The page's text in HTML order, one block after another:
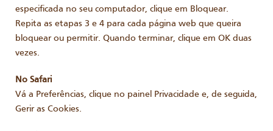
especificada no seu computador, clique em Bloquear.
Repita as etapas 3 e 4 para cada página web que queira
bloquear ou permitir. Quando terminar, clique em OK duas
vezes.
No Safari
Vá a Preferências, clique no painel Privacidade e, de seguida,
Gerir as Cookies.